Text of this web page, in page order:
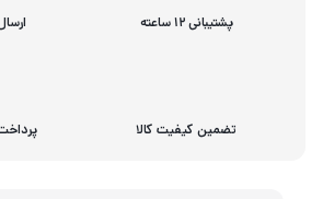
پشتیبانی 12 ساعته
تضمین کیفیت کالا